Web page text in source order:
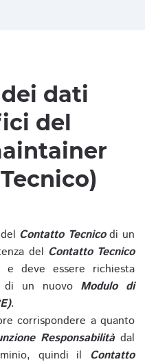
dati
del
Contatto Tecnicodi un
del Contatto Tecnico
deve essere richiesta
di un nuovo Modulo di
.
corrispondere a quanto
Responsabilitàdal
quindi il Contatto